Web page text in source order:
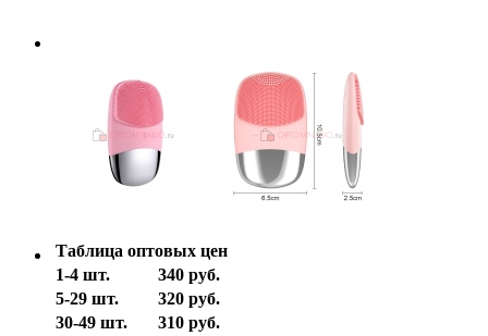
Таблица оптовых цен
1-4 шт.
340 руб.
5-29 шт.
320 руб.
30-49 шт.
310 руб.